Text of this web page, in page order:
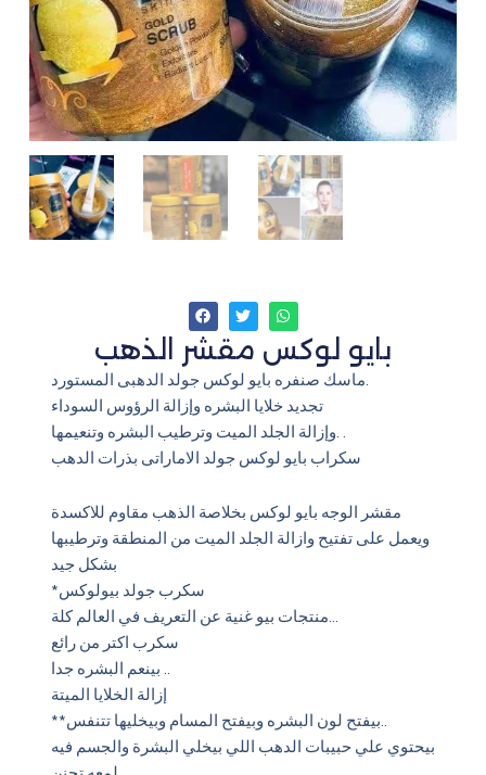
بايو لوكس مقشر الذهب
ماسك صنفره بايو لوكس جولد الدهبى المستورد.
تجديد خلايا البشره وإزالة الرؤوس السوداء
وإزالة الجلد الميت وترطيب البشره وتنعيمها. .
سكراب بايو لوكس جولد الاماراتى بذرات الدهب
مقشر الوجه بايو لوكس بخلاصة الذهب مقاوم للاكسدة
ويعمل على تفتيح وازالة الجلد الميت من المنطقة وترطيبها
بشكل جيد
*سكرب جولد بيولوكس
سكرب اكتر من رائع
إزالة الخلايا الميتة
بيحتوي علي حبيبات الدهب اللي بيخلي البشرة والجسم فيه